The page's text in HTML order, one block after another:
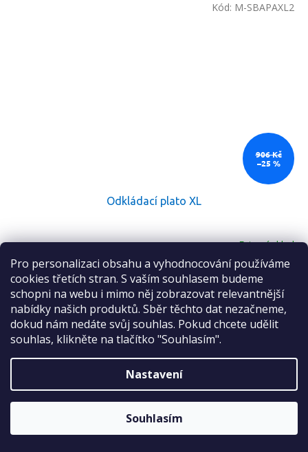
Pro personalizaci obsahu a vyhodnocování používáme
cookies třetích stran. S vaším souhlasem budeme
schopni na webu i mimo něj zobrazovat relevantnější
nabídky našich produktů. Sběr těchto dat nezačneme,
dokud nám nedáte svůj souhlas. Pokud chcete udělit
souhlas, klikněte na tlačítko "Souhlasím".
Nastavení
Souhlasím
906 Kč
–25 %
Odkládací plato XL
Externí sklad
674 Kč Do košíku
Kód: M-SBAPAXL2
O
v
á
d
a
c
NAČÍST 10 DALŠÍCH
S
á
n
v
á
1
2
Sleva 2 %
na první nákup
ODESLAT
Zásady zpracování osobních údajů